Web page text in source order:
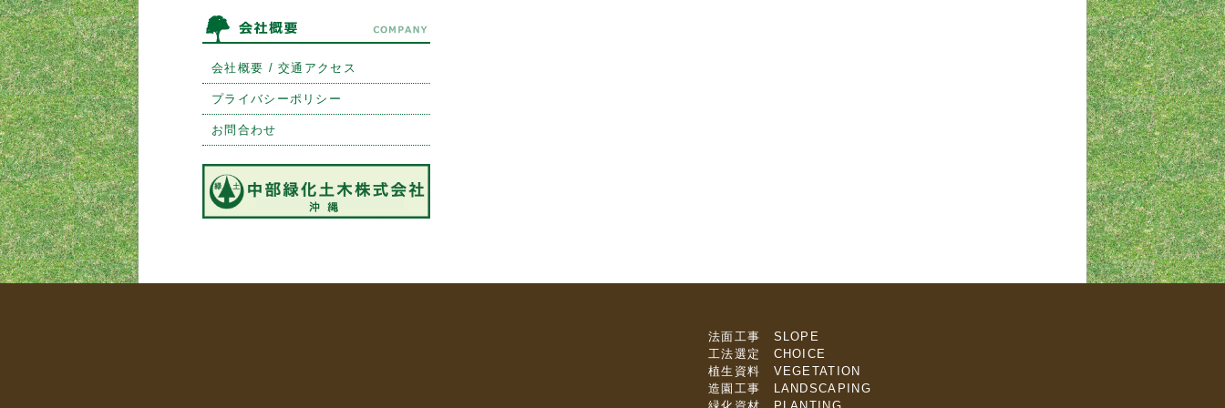
会社概要 / 交通アクセス
プライバシーポリシー
お問合わせ
法面工事 SLOPE
工法選定 CHOICE
植生資料 VEGETATION
造園工事 LANDSCAPING